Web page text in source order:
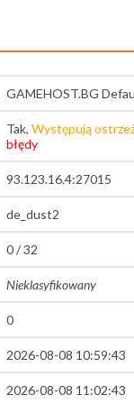
GAMEHOST.BG
Tak, Występują
błędy
93.123.16.4:27015
de_dust2
0 / 32
Nieklasyfikowany
0
2026-08-08 10:59:43
2026-08-08 11:02:43